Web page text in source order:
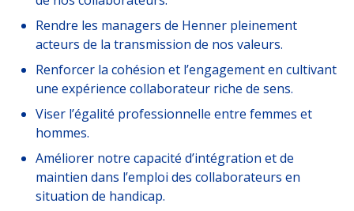
Rendre les managers de Henner pleinement
acteurs de la transmission de nos valeurs.
Renforcer la cohésion et l’engagement en cultivant
une expérience collaborateur riche de sens.
Viser l’égalité professionnelle entre femmes et
hommes.
Améliorer notre capacité d’intégration et de
maintien dans l’emploi des collaborateurs en
situation de handicap.